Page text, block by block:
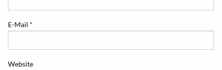
E-Mail *
Website